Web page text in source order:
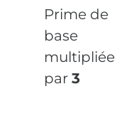
Prime de
base
multipliée
par 3